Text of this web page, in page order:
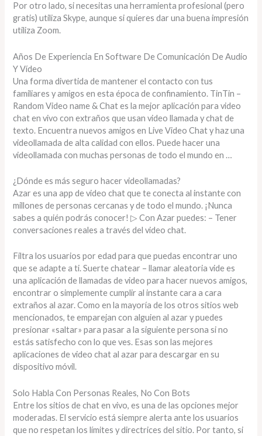
Por otro lado, si necesitas una herramienta profesional (pero
gratis) utiliza Skype, aunque si quieres dar una buena impresión
utiliza Zoom.
Años De Experiencia En Software De Comunicación De Audio
Y Vídeo
Una forma divertida de mantener el contacto con tus
familiares y amigos en esta época de confinamiento. TinTin –
Random Video name & Chat es la mejor aplicación para video
chat en vivo con extraños que usan video llamada y chat de
texto. Encuentra nuevos amigos en Live Video Chat y haz una
videollamada de alta calidad con ellos. Puede hacer una
videollamada con muchas personas de todo el mundo en …
¿Dónde es más seguro hacer videollamadas?
Azar es una app de video chat que te conecta al instante con
millones de personas cercanas y de todo el mundo. ¡Nunca
sabes a quién podrás conocer! ▷ Con Azar puedes: – Tener
conversaciones reales a través del video chat.
Filtra los usuarios por edad para que puedas encontrar uno
que se adapte a ti. Suerte chatear – llamar aleatoria vide es
una aplicación de llamadas de video para hacer nuevos amigos,
encontrar o simplemente cumplir al instante cara a cara
extraños al azar. Como en la mayoría de los otros sitios web
mencionados, te emparejan con alguien al azar y puedes
presionar «saltar» para pasar a la siguiente persona si no
estás satisfecho con lo que ves. Esas son las mejores
aplicaciones de video chat al azar para descargar en su
dispositivo móvil.
Solo Habla Con Personas Reales, No Con Bots
Entre los sitios de chat en vivo, es una de las opciones mejor
moderadas. El servicio está siempre alerta ante los usuarios
que no respetan los límites y directrices del sitio. Por tanto, si